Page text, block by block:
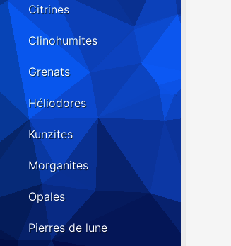
Citrines
Clinohumites
Grenats
Héliodores
Kunzites
Morganites
Opales
Pierres de lune